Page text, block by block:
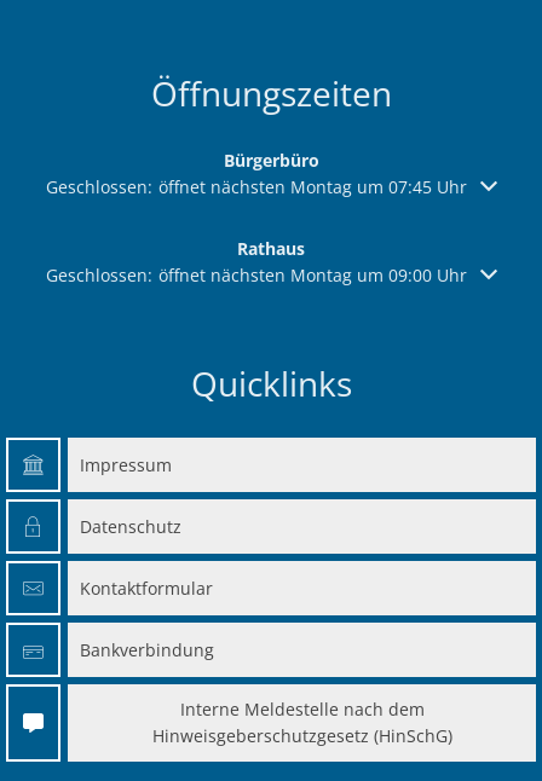
Öffnungszeiten
Bürgerbüro
Klicken, um weitere Öffnungs- oder Schließzeiten
Geschlossen: öffnet nächsten Montag um 07:45 Uhr
Rathaus
Klicken, um weitere Öffnungs- oder Schließzeiten
Geschlossen: öffnet nächsten Montag um 09:00 Uhr
Quicklinks
Impressum
Datenschutz
Kontaktformular
Bankverbindung
Interne Meldestelle nach dem
Hinweisgeberschutzgesetz (HinSchG)